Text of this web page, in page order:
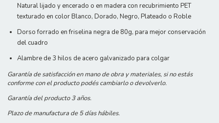
Natural lijado y encerado o en madera con recubrimiento PET
texturado en color Blanco, Dorado, Negro, Plateado o Roble
Dorso forrado en friselina negra de 80g, para mejor conservación
del cuadro
Alambre de 3 hilos de acero galvanizado para colgar
Garantía de satisfacción en mano de obra y materiales, si no estás
conforme con el producto podés cambiarlo o devolverlo.
Garantía del producto 3 años.
Plazo de manufactura de 5 días hábiles.